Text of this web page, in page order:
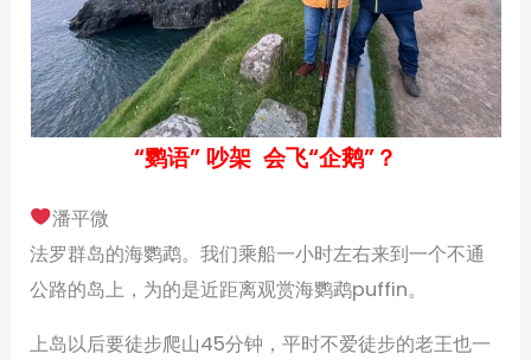
“鹦语” 吵架 会飞“企鹅”？
潘平微
法罗群岛的海鹦鹉。我们乘船一小时左右来到一个不通
公路的岛上，为的是近距离观赏海鹦鹉puffin。
上岛以后要徒步爬山45分钟，平时不爱徒步的老王也一